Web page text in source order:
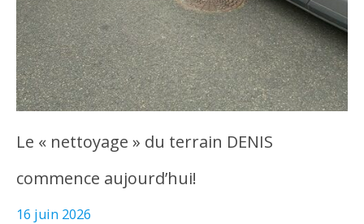
Le « nettoyage » du terrain DENIS
commence aujourd’hui!
16 juin 2026